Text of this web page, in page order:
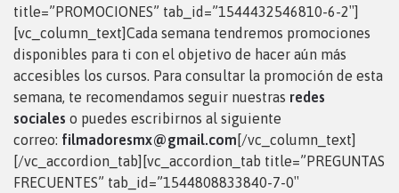
title=”PROMOCIONES” tab_id=”1544432546810-6-2″]
[vc_column_text]Cada semana tendremos promociones
disponibles para ti con el objetivo de hacer aún más
accesibles los cursos. Para consultar la promoción de esta
semana, te recomendamos seguir nuestras redes
sociales o puedes escribirnos al siguiente
correo: filmadoresmx@gmail.com [/vc_column_text]
[/vc_accordion_tab][vc_accordion_tab title=”PREGUNTAS
FRECUENTES” tab_id=”1544808833840-7-0″